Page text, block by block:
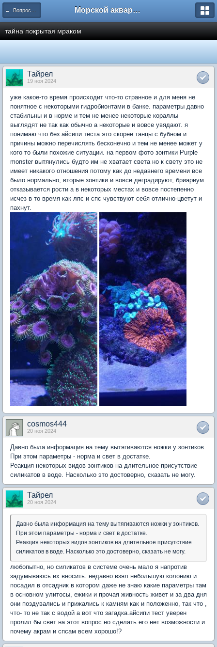
← Вопросы новичков Морской аквариум. Форумы ReefCentral.ru
тайна покрытая мраком
Тайрел
19 ноя 2024
уже какое-то время происходит что-то странное и для меня не
понятное с некоторыми гидробионтами в банке. параметры давно
стабильны и в норме и тем не менее некоторые кораллы
выглядят не так как обычно а некоторые и вовсе увядают. я
понимаю что без айсипи теста это скорее танцы с бубном и
причины можно перечислять бесконечно и тем не менее может у
кого то были похожие ситуации. на первом фото зонтики Purple
monster вытянулись будто им не хватает света но к свету это не
имеет никакого отношения потому как до недавнего времени все
было нормально, вторые зонтики и вовсе деградируют, бриариум
отказывается рости а в некоторых местах и вовсе постепенно
исчез в то время как лпс и спс чувствуют себя отлично-цветут и
пахнут.
cosmos444
20 ноя 2024
Давно была информация на тему вытягиваются ножки у зонтиков.
При этом параметры - норма и свет в достатке.
Реакция некоторых видов зонтиков на длительное присутствие
силикатов в воде. Насколько это достоверно, сказать не могу.
Тайрел
20 ноя 2024
Давно была информация на тему вытягиваются ножки у зонтиков.
При этом параметры - норма и свет в достатке.
Реакция некоторых видов зонтиков на длительное присутствие
силикатов в воде. Насколько это достоверно, сказать не могу.
любопытно, но силикатов в системе очень мало я напротив
задумываюсь их вносить. недавно взял небольшую колонию и
посадил в отсадник в котором даже не знаю какие параметры там
в основном улитосы, ежики и прочая живность живет и за два дня
они поздувались и прижались к камням как и положенно, так что ,
что- то не так с водой а вот что загадка.айсипи тест уверен
пролил бы свет на этот вопрос но сделать его нет возможности и
почему акрам и спсам всем хорошо!?